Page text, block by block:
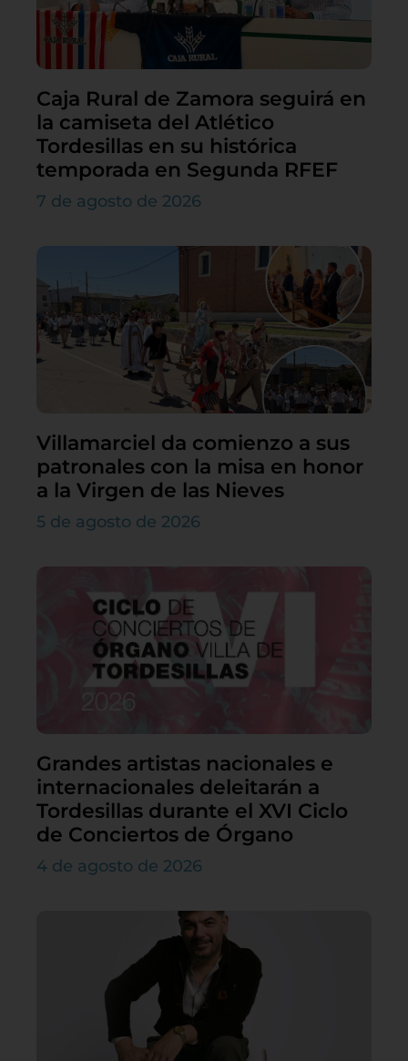
Caja Rural de Zamora seguirá en
la camiseta del Atlético
Tordesillas en su histórica
temporada en Segunda RFEF
7 de agosto de 2026
Villamarciel da comienzo a sus
patronales con la misa en honor
a la Virgen de las Nieves
5 de agosto de 2026
Grandes artistas nacionales e
internacionales deleitarán a
Tordesillas durante el XVI Ciclo
de Conciertos de Órgano
4 de agosto de 2026